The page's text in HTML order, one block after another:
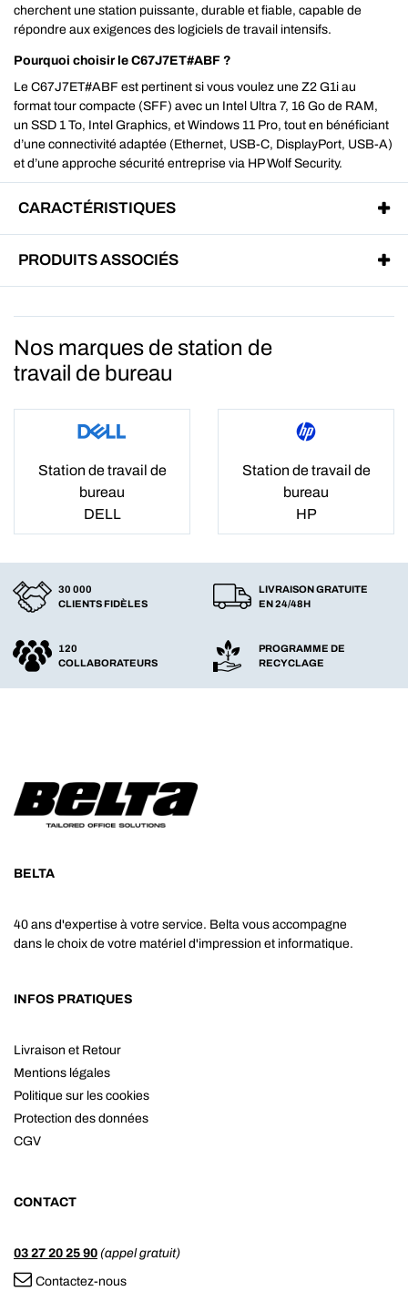
cherchent une station puissante, durable et fiable, capable de
répondre aux exigences des logiciels de travail intensifs.
Pourquoi choisir le C67J7ET#ABF ?
Le C67J7ET#ABF est pertinent si vous voulez une Z2 G1i au
format tour compacte (SFF) avec un Intel Ultra 7, 16 Go de RAM,
un SSD 1 To, Intel Graphics, et Windows 11 Pro, tout en bénéficiant
d’une connectivité adaptée (Ethernet, USB-C, DisplayPort, USB-A)
et d’une approche sécurité entreprise via HP Wolf Security.
CARACTÉRISTIQUES
PRODUITS ASSOCIÉS
Nos marques de station de
travail de bureau
Station de travail de
bureau
DELL
Station de travail de
bureau
HP
30 000
CLIENTS FIDÈLES
LIVRAISON GRATUITE
EN 24/48H
120
COLLABORATEURS
PROGRAMME DE
RECYCLAGE
BELTA
40 ans d'expertise à votre service. Belta vous accompagne
dans le choix de votre matériel d'impression et informatique.
INFOS PRATIQUES
Livraison et Retour
Mentions légales
Politique sur les cookies
Protection des données
CGV
CONTACT
03 27 20 25 90 (appel gratuit)
Contactez-nous